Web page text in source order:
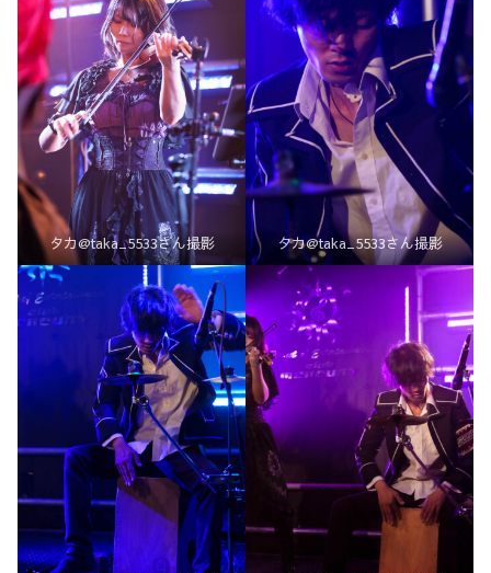
タカ@taka_5533さん撮影 タカ@taka_5533さん撮影